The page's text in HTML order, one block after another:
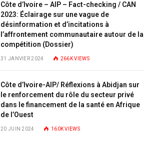
Côte d’Ivoire – AIP – Fact-checking / CAN
2023: Éclairage sur une vague de
désinformation et d’incitations à
l’affrontement communautaire autour de la
compétition (Dossier)
31 JANVIER 2024 266KVIEWS
Côte d’Ivoire-AIP/ Réflexions à Abidjan sur
le renforcement du rôle du secteur privé
dans le financement de la santé en Afrique
de l’Ouest
20 JUIN 2024 160KVIEWS